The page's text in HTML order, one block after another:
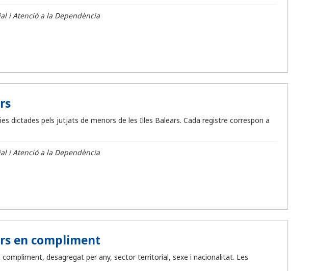
i Atenció a la Dependència
dictades pels jutjats de menors de les Illes Balears. Cada registre correspon a
i Atenció a la Dependència
en compliment
desagregat per any, sector territorial, sexe i nacionalitat. Les